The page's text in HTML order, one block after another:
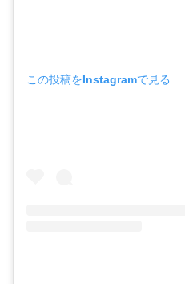
この投稿をInstagramで見る